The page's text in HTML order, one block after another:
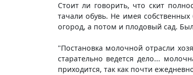
Стоит ли говорить, что скит
тачали обувь. Не имея
огород, а потом и плодовый сад.
"Постановка молочной отрасли
старательно ведется дело...
приходится, так как почти